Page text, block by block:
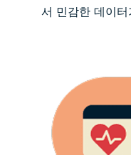
서 민감한 데이